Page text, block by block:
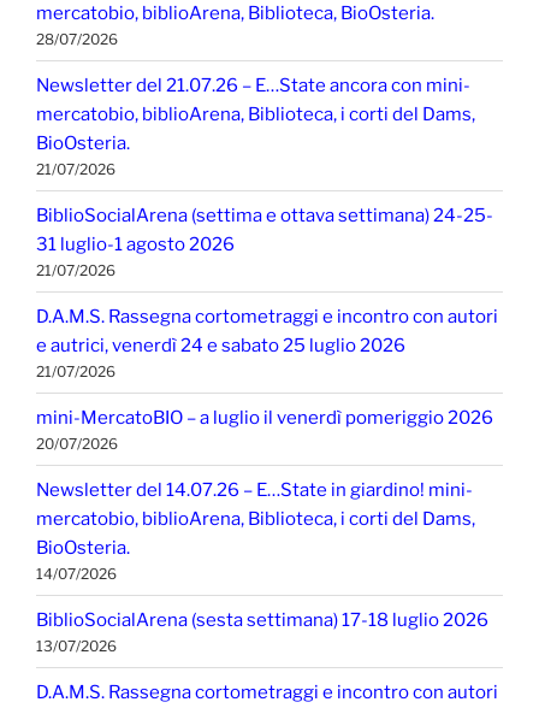
mercatobio, biblioArena, Biblioteca, BioOsteria.
28/07/2026
Newsletter del 21.07.26 – E…State ancora con mini-
mercatobio, biblioArena, Biblioteca, i corti del Dams,
BioOsteria.
21/07/2026
BiblioSocialArena (settima e ottava settimana) 24-25-
31 luglio-1 agosto 2026
21/07/2026
D.A.M.S. Rassegna cortometraggi e incontro con autori
e autrici, venerdì 24 e sabato 25 luglio 2026
21/07/2026
mini-MercatoBIO – a luglio il venerdì pomeriggio 2026
20/07/2026
Newsletter del 14.07.26 – E…State in giardino! mini-
mercatobio, biblioArena, Biblioteca, i corti del Dams,
BioOsteria.
14/07/2026
BiblioSocialArena (sesta settimana) 17-18 luglio 2026
13/07/2026
D.A.M.S. Rassegna cortometraggi e incontro con autori